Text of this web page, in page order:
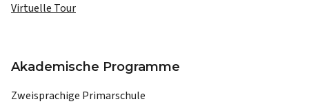
Virtuelle Tour
Akademische Programme
Zweisprachige Primarschule